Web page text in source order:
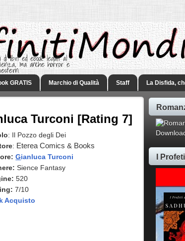
di libri ed ebook legati al
ma anche horror e
GRATIS Marchio di Qualità Staff La Disfida,
Turconi [Rating 7]
: Il Pozzo degli Dei
: Eterea Comics & Books
Gianluca Turconi
Sience Fantasy
520
7/10
Acquisto
I